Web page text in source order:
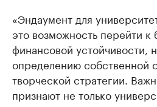
«Эндаумент для
это возможность перейти к
финансовой устойчивости,
определению собственной
творческой стратегии.
признают не только